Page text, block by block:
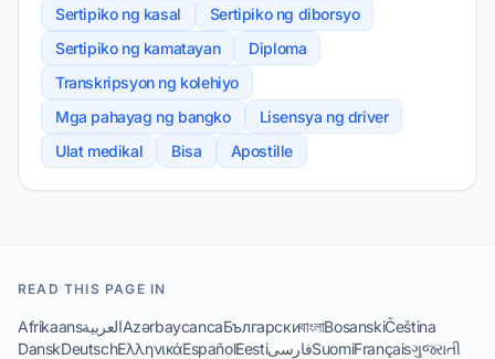
Sertipiko ng kasal
Sertipiko ng diborsyo
Sertipiko ng kamatayan
Diploma
Transkripsyon ng kolehiyo
Mga pahayag ng bangko
Lisensya ng driver
Ulat medikal
Bisa Apostille
READ THIS PAGE IN
AfrikaansالعربيةAzərbaycancaБългарскиবাংলাBosanskiČeština
DanskDeutschΕλληνικάEspañolEestiفارسیSuomiFrançaisગુજરાતી